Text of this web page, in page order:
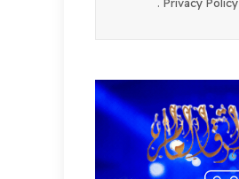
Privacy Policy
.